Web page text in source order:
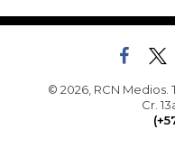
© 2026, RCN Medios.
Cr.